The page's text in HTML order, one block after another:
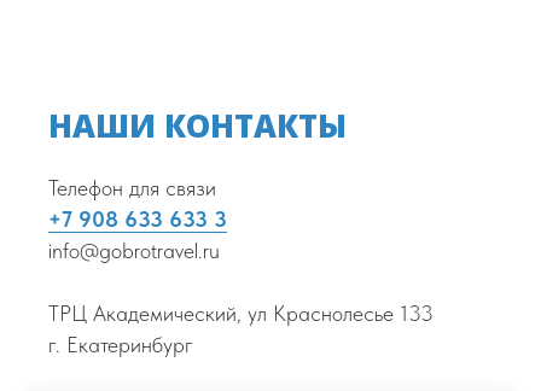
НАШИ КОНТАКТЫ
Телефон для связи
+7 908 633 633 3
info@gobrotravel.ru
ТРЦ Академический, ул Краснолесье 133
г. Екатеринбург